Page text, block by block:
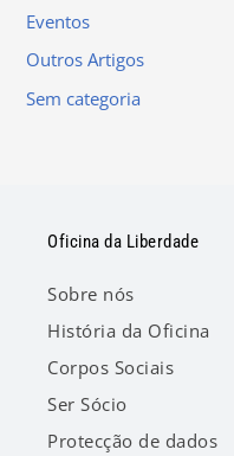
Eventos
Outros Artigos
Sem categoria
Oficina da Liberdade
Sobre nós
História da Oficina
Corpos Sociais
Ser Sócio
Protecção de dados